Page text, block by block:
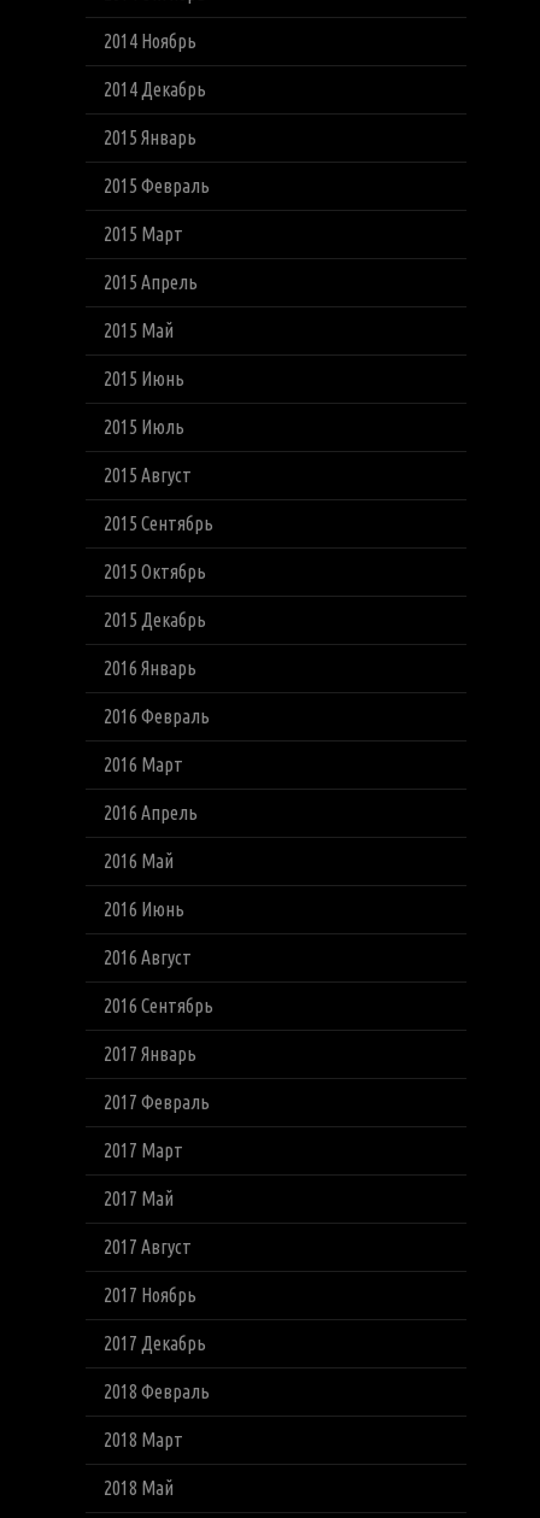
2014 Ноябрь
2014 Декабрь
2015 Январь
2015 Февраль
2015 Март
2015 Апрель
2015 Май
2015 Июнь
2015 Июль
2015 Август
2015 Сентябрь
2015 Октябрь
2015 Декабрь
2016 Январь
2016 Февраль
2016 Март
2016 Апрель
2016 Май
2016 Июнь
2016 Август
2016 Сентябрь
2017 Январь
2017 Февраль
2017 Март
2017 Май
2017 Август
2017 Ноябрь
2017 Декабрь
2018 Февраль
2018 Март
2018 Май